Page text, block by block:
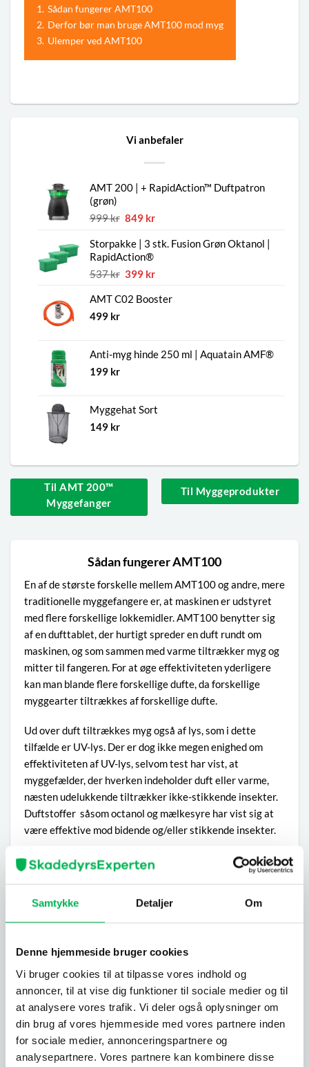
Samtykke Detaljer Om
Denne hjemmeside bruger cookies
Vi bruger cookies til at tilpasse vores indhold og
annoncer, til at vise dig funktioner til sociale medier og til
at analysere vores trafik. Vi deler også oplysninger om
din brug af vores hjemmeside med vores partnere inden
for sociale medier, annonceringspartnere og
analysepartnere. Vores partnere kan kombinere disse
1. Sådan fungerer AMT100
2. Derfor bør man bruge AMT100 mod myg
3. Ulemper ved AMT100
Vi anbefaler
AMT 200 | + RapidAction™ Duftpatron
(grøn)
999kr Den
pris
var:
999 kr.
849 krDen
pris
849 kr.
Storpakke | 3 stk. Fusion Grøn Oktanol |
RapidAction®
537kr Den
pris
399 krDen
pris
AMT C02 Booster
499 kr
Anti-myg hinde 250 ml | Aquatain AMF®
199 kr
Myggehat Sort
149 kr
Til AMT 200™
Myggefanger
Til Myggeprodukter
Sådan fungerer AMT100
En af de største forskelle mellem AMT100 og andre, mere
traditionelle myggefangere er, at maskinen er udstyret
med flere forskellige lokkemidler. AMT100 benytter sig
af en dufttablet, der hurtigt spreder en duft rundt om
maskinen, og som sammen med varme tiltrækker myg og
mitter til fangeren. For at øge effektiviteten yderligere
kan man blande flere forskellige dufte, da forskellige
myggearter tiltrækkes af forskellige dufte.
Ud over duft tiltrækkes myg også af lys, som i dette
tilfælde er UV-lys. Der er dog ikke megen enighed om
effektiviteten af UV-lys, selvom test har vist, at
myggefælder, der hverken indeholder duft eller varme,
næsten udelukkende tiltrækker ikke-stikkende insekter.
Duftstoffer såsom octanol og mælkesyre har vist sig at
være effektive mod bidende og/eller stikkende insekter.
UV-lys og varme
For at understøtte ovenstående tese vil vi også gerne
fremhæve, at der er forskningsresultater, der viser, at UV-
er mest effektivt i tusmørke og totalt mørke, hvilket
om natten.
Myg tiltrækkes også af varme, og da AMT100 har et
indbygget varmeelement, opfatter myggene varmen som
kropsvarme fra en menneneske- eller dyrekrop. Så snart
myggene fornemmer varmen, vil de automatisk flyve